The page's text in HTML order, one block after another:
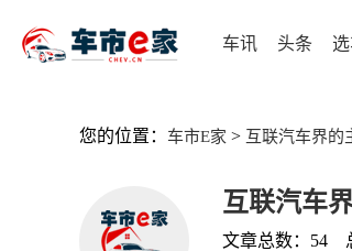
车讯 头条
您的位置： 车市E家 > 互联汽车界的
互联汽车
文章总数：54